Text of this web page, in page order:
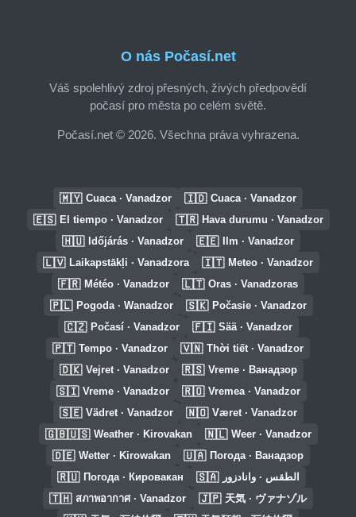
O nás Počasí.net
Váš spolehlivý zdroj přesných, živých předpovědí
počasí pro města po celém světě.
Počasí.net © 2026. Všechna práva vyhrazena.
🇲🇾 Cuaca · Vanadzor 🇮🇩 Cuaca · Vanadzor
🇪🇸 El tiempo · Vanadzor 🇹🇷 Hava durumu · Vanadzor
🇭🇺 Időjárás · Vanadzor 🇪🇪 Ilm · Vanadzor
🇱🇻 Laikapstākļi · Vanadzora 🇮🇹 Meteo · Vanadzor
🇫🇷 Météo · Vanadzor 🇱🇹 Oras · Vanadzoras
🇵🇱 Pogoda · Wanadzor 🇸🇰 Počasie · Vanadzor
🇨🇿 Počasí · Vanadzor 🇫🇮 Sää · Vanadzor
🇵🇹 Tempo · Vanadzor 🇻🇳 Thời tiết · Vanadzor
🇩🇰 Vejret · Vanadzor 🇷🇸 Vreme · Ванадзор
🇸🇮 Vreme · Vanadzor 🇷🇴 Vremea · Vanadzor
🇸🇪 Vädret · Vanadzor 🇳🇴 Været · Vanadzor
🇬🇧🇺🇸 Weather · Kirovakan 🇳🇱 Weer · Vanadzor
🇩🇪 Wetter · Kirowakan 🇺🇦 Погода · Ванадзор
🇷🇺 Погода · Кировакан 🇸🇦 الطقس · وانادزور
🇹🇭 สภาพอากาศ · Vanadzor 🇯🇵 天気 · ヴァナゾル